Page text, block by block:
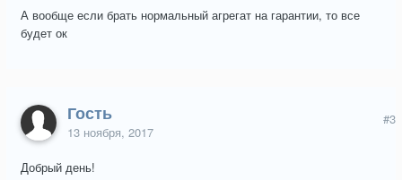
А вообще если брать нормальный агрегат на гарантии, то все
будет ок
Гость
13 ноября, 2017
#3
Добрый день!